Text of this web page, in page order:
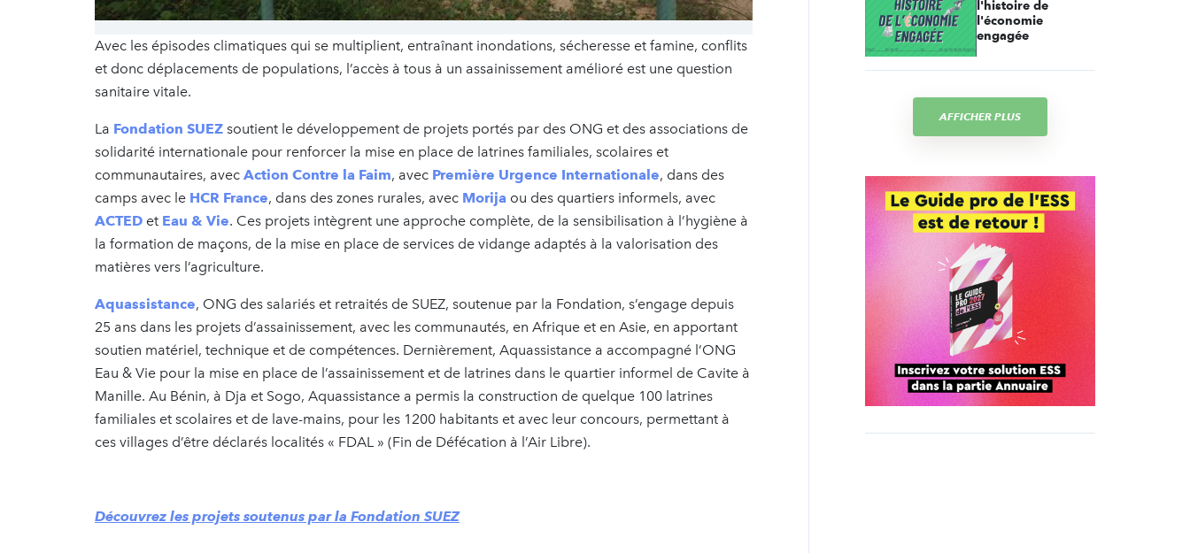
Avec les épisodes climatiques qui se multiplient, entraînant inondations, sécheresse et famine, conflits
et donc déplacements de populations, l’accès à tous à un assainissement amélioré est une question
sanitaire vitale.
La Fondation SUEZ soutient le développement de projets portés par des ONG et des associations de
solidarité internationale pour renforcer la mise en place de latrines familiales, scolaires et
communautaires, avec Action Contre la Faim, avec Première Urgence Internationale, dans des
camps avec le HCR France, dans des zones rurales, avec Morija ou des quartiers informels, avec
ACTED et Eau & Vie. Ces projets intègrent une approche complète, de la sensibilisation à l’hygiène à
la formation de maçons, de la mise en place de services de vidange adaptés à la valorisation des
matières vers l’agriculture.
Aquassistance, ONG des salariés et retraités de SUEZ, soutenue par la Fondation, s’engage depuis
25 ans dans les projets d’assainissement, avec les communautés, en Afrique et en Asie, en apportant
soutien matériel, technique et de compétences. Dernièrement, Aquassistance a accompagné l’ONG
Eau & Vie pour la mise en place de l’assainissement et de latrines dans le quartier informel de Cavite à
Manille. Au Bénin, à Dja et Sogo, Aquassistance a permis la construction de quelque 100 latrines
familiales et scolaires et de lave-mains, pour les 1200 habitants et avec leur concours, permettant à
ces villages d’être déclarés localités « FDAL » (Fin de Défécation à l’Air Libre).
Découvrez les projets soutenus par la Fondation SUEZ
l'histoire de
l'économie
engagée
AFFICHER PLUS